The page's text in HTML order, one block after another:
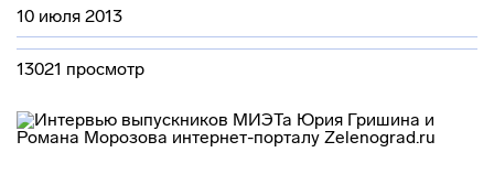
10 июля 2013
13021 просмотр